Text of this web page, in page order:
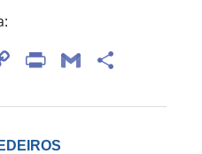
CopyPrintGmail